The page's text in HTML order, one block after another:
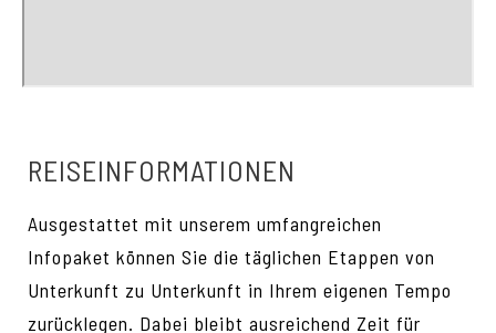
REISEINFORMATIONEN
Ausgestattet mit unserem umfangreichen
Infopaket können Sie die täglichen Etappen von
Unterkunft zu Unterkunft in Ihrem eigenen Tempo
zurücklegen. Dabei bleibt ausreichend Zeit für